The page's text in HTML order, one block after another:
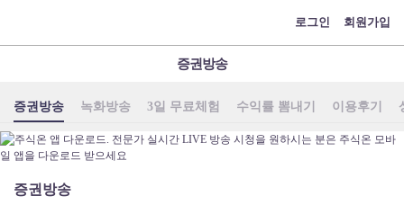
로그인 회원가입
증권방송
증권방송 녹화방송 3일 무료체험 수익률 뽐내기 이용후기
증권방송